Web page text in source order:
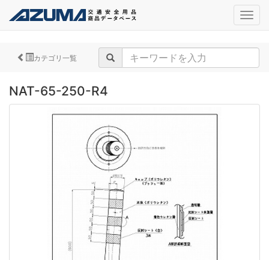
カテゴリ一覧
NAT-65-250-R4